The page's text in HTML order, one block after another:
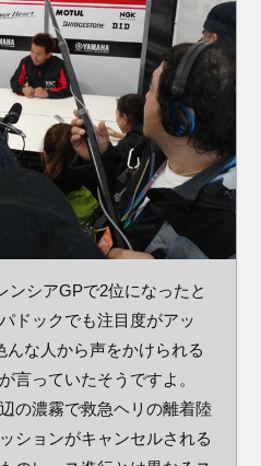
ンシアGPで2位になったと
ドックでも注目度がアッ
んな人から声をかけられる
言っていたそうですよ。
の濃霧で救急ヘリの離着陸
ションがキャンセルされる